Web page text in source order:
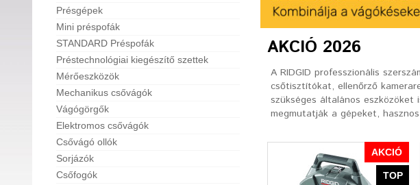
Présgépek
Mini préspofák
STANDARD Préspofák
Préstechnológiai kiegészítő szettek
Mérőeszközök
Mechanikus csővágók
Vágógörgők
Elektromos csővágók
Csővágó ollók
Sorjázók
Csőfogók
AKCIÓ 2026
A RIDGID professzionális
csőtisztítókat, ellenőrző
szükséges általános
megmutatják a gépeket,
AKCIÓ
TOP